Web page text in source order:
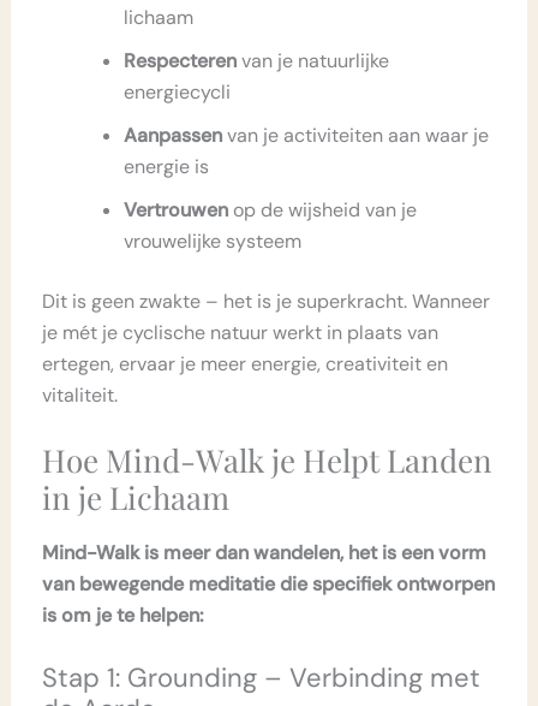
lichaam
Respecterenvan je natuurlijke
energiecycli
Aanpassenvan je activiteiten aan waar je
energie is
Vertrouwenop de wijsheid van je
vrouwelijke systeem
Dit is geen zwakte – het is je superkracht. Wanneer
je mét je cyclische natuur werkt in plaats van
ertegen, ervaar je meer energie, creativiteit en
vitaliteit.
Hoe Mind-Walk je Helpt Landen
in je Lichaam
Mind-Walk is meer dan wandelen, het is een vorm
van bewegende meditatie die specifiek ontworpen
is om je te helpen:
Stap 1: Grounding – Verbinding met